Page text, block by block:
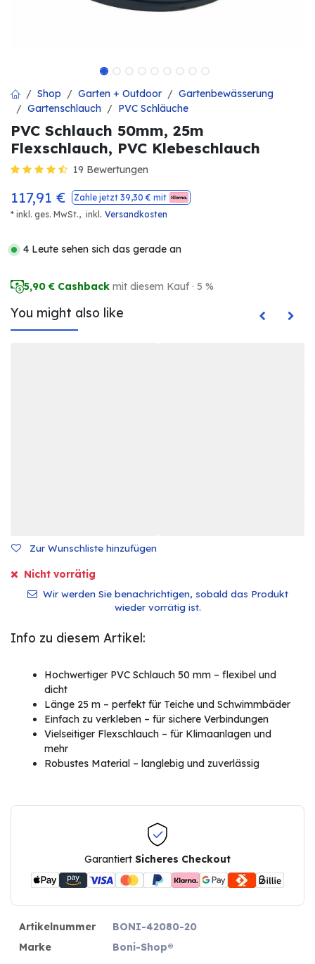
Shop Garten + Outdoor
Gartenbewässerung
Gartenschlauch
PVC Schläuche
PVC Schlauch 50mm, 25m
Flexschlauch, PVC Klebeschlauch
19 Bewertungen
117,91 € Zahle jetzt 39,30 € mit
* inkl. ges. MwSt., inkl . Versandkosten
4 Leute sehen sich das gerade an
5,90 € Cashback mit diesem Kauf · 5 %
You might also like
Zur Wunschliste hinzufügen
Nicht vorrätig
Wir werden Sie benachrichtigen, sobald das Produkt
wieder vorrätig ist.
Info zu diesem Artikel:
Hochwertiger PVC Schlauch 50 mm – flexibel und
dicht
Länge 25 m – perfekt für Teiche und Schwimmbäder
Einfach zu verkleben – für sichere Verbindungen
Vielseitiger Flexschlauch – für Klimaanlagen und
mehr
Robustes Material – langlebig und zuverlässig
Garantiert Sicheres Checkout
Artikelnummer
BONI-42080-20
Marke
Boni-Shop®